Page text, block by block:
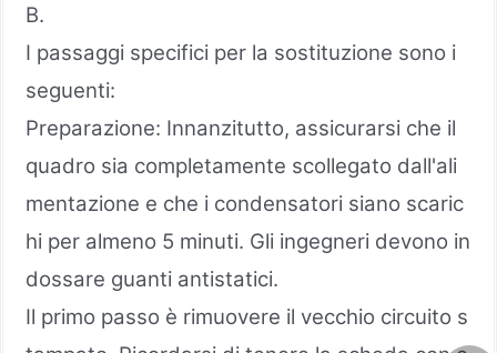
B.
I passaggi specifici per la sostituzione sono i
seguenti:
Preparazione: Innanzitutto, assicurarsi che il
quadro sia completamente scollegato dall'ali
mentazione e che i condensatori siano scaric
hi per almeno 5 minuti. Gli ingegneri devono in
dossare guanti antistatici.
Il primo passo è rimuovere il vecchio circuito s